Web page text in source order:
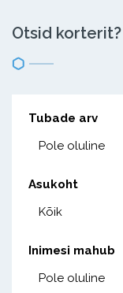
Otsid korterit?
Tubade arv
Asukoht
Inimesi mahub